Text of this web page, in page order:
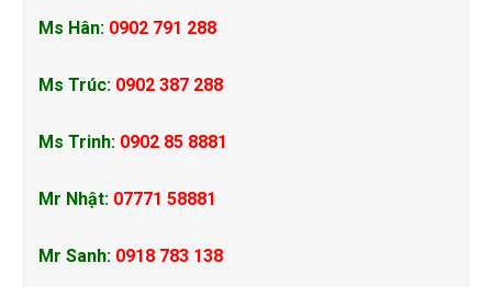
Ms Hân: 0902 791 288
Ms Trúc: 0902 387 288
Ms Trinh: 0902 85 8881
Mr Nhật: 07771 58881
Mr Sanh: 0918 783 138